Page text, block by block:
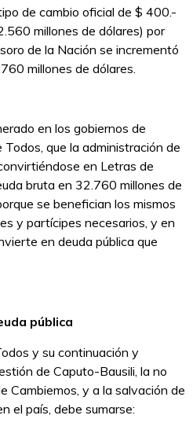
de cambio oficial de $ 400.-
millones de dólares) por
de la Nación se incrementó
millones de dólares.
en los gobiernos de
que la administración de
en Letras de
bruta en 32.760 millones de
se benefician los mismos
y partícipes necesarios, y en
en deuda pública que
pública
y su continuación y
de Caputo-Bausili, la no
Cambiemos, y a la salvación de
el país, debe sumarse: